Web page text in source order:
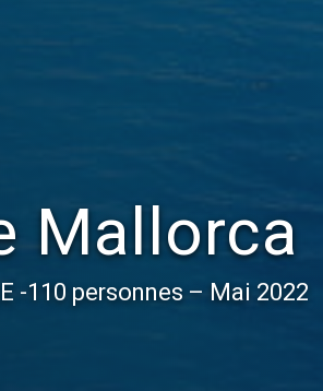
Mallorca
-110 personnes – Mai 2022